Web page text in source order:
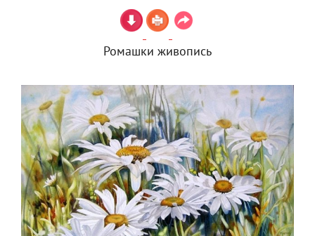
Ромашки живопись